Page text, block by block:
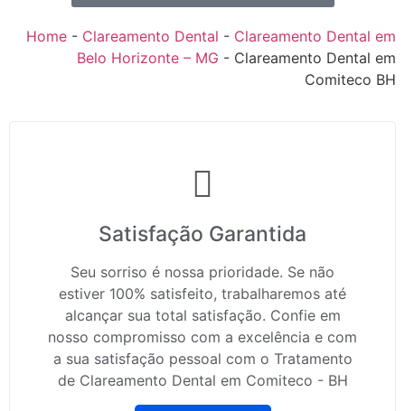
Home - Clareamento Dental - Clareamento Dental em
Belo Horizonte – MG - Clareamento Dental em
Comiteco BH
Satisfação Garantida
Seu sorriso é nossa prioridade. Se não
estiver 100% satisfeito, trabalharemos até
alcançar sua total satisfação. Confie em
nosso compromisso com a excelência e com
a sua satisfação pessoal com o Tratamento
de Clareamento Dental em Comiteco - BH